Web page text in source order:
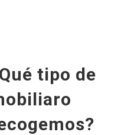
tipo de